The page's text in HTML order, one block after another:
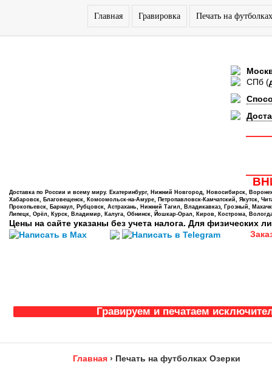
Главная Гравировка Печать на футболках
СПб (
Доставка по России и всему миру. Екатеринбург, Нижний Новгород, Новосибирск,
Хабаровск, Благовещенск, Комсомольск-на-Амуре, Петропавловск-Камчатский, Якутск,
Прокопьевск, Барнаул, Рубцовск, Астрахань, Нижний Тагил, Владикавказ, Грозный,
Липецк, Орёл, Курск, Владимир, Калуга, Обнинск, Йошкар-Орал, Киров, Кострома,
Цены на сайте указаны без учета налога. Для физических
Гравируем и печатаем
Главная › Печать на футболках Озерки